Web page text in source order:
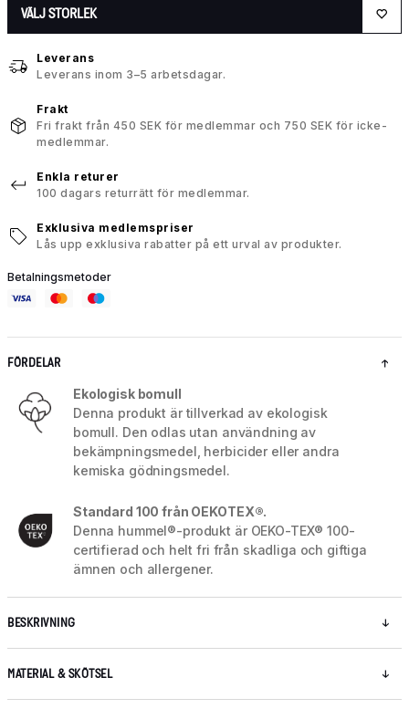
VÄLJ STORLEK
Leverans
Leverans inom 3–5 arbetsdagar.
Frakt
Fri frakt från 450 SEK för medlemmar och 750 SEK för icke-
medlemmar.
Enkla returer
100 dagars returrätt för medlemmar.
Exklusiva medlemspriser
Lås upp exklusiva rabatter på ett urval av produkter.
Betalningsmetoder
FÖRDELAR
Ekologisk bomull
Denna produkt är tillverkad av ekologisk
bomull. Den odlas utan användning av
bekämpningsmedel, herbicider eller andra
kemiska gödningsmedel.
Standard 100 från OEKOTEX®.
Denna hummel®-produkt är OEKO-TEX® 100-
certifierad och helt fri från skadliga och giftiga
ämnen och allergener.
BESKRIVNING
MATERIAL & SKÖTSEL